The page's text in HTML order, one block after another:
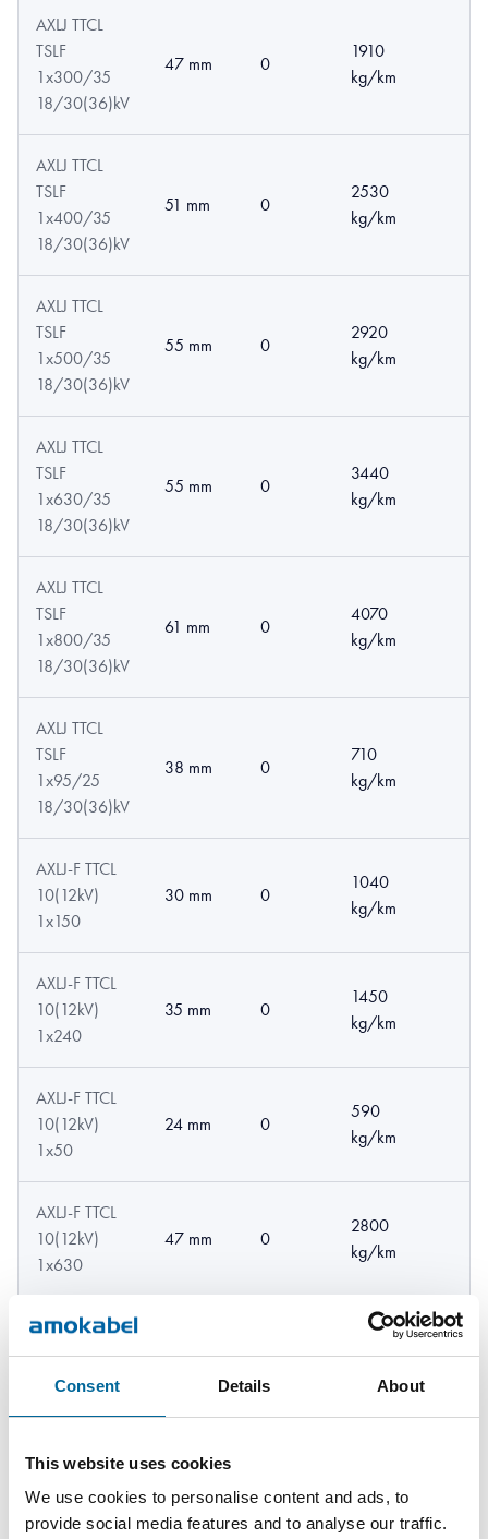
Consent Details About
This website uses cookies
We use cookies to personalise content and ads, to
provide social media features and to analyse our traffic.
AXLJ TTCL
TSLF
1x300/35
18/30(36)kV
47 mm 0
1910
kg/km
AXLJ TTCL
TSLF
1x400/35
18/30(36)kV
51 mm 0
2530
kg/km
AXLJ TTCL
TSLF
1x500/35
18/30(36)kV
55 mm 0
2920
kg/km
AXLJ TTCL
TSLF
1x630/35
18/30(36)kV
55 mm 0
3440
kg/km
AXLJ TTCL
TSLF
1x800/35
18/30(36)kV
61 mm 0
4070
kg/km
AXLJ TTCL
TSLF
1x95/25
18/30(36)kV
38 mm 0
710
kg/km
AXLJ-F TTCL
10(12kV)
1x150
30 mm 0
1040
kg/km
AXLJ-F TTCL
10(12kV)
1x240
35 mm 0
1450
kg/km
AXLJ-F TTCL
10(12kV)
1x50
24 mm 0
590
kg/km
AXLJ-F TTCL
10(12kV)
1x630
47 mm 0
2800
kg/km
AXLJ-F TTCL
10(12kV)
1x95
27 mm 0